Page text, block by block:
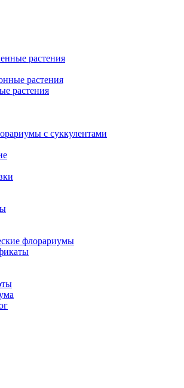
растения
растения
растения
с суккулентами
флорариумы